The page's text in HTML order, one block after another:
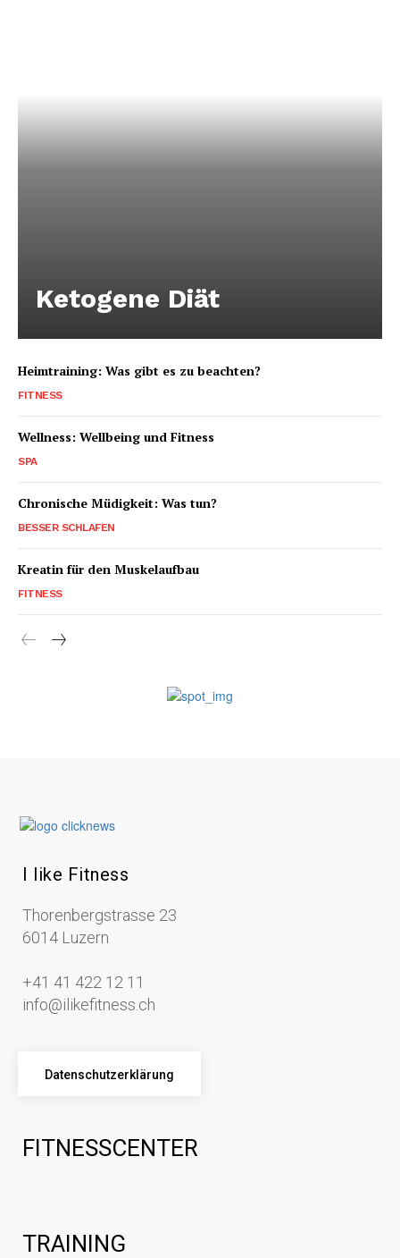
Ketogene Diät
Heimtraining: Was gibt es zu beachten?
FITNESS
Wellness: Wellbeing und Fitness
SPA
Chronische Müdigkeit: Was tun?
BESSER SCHLAFEN
Kreatin für den Muskelaufbau
FITNESS
I like Fitness
Thorenbergstrasse 23
6014 Luzern
+41 41 422 12 11
info@ilikefitness.ch
Datenschutzerklärung
FITNESSCENTER
TRAINING